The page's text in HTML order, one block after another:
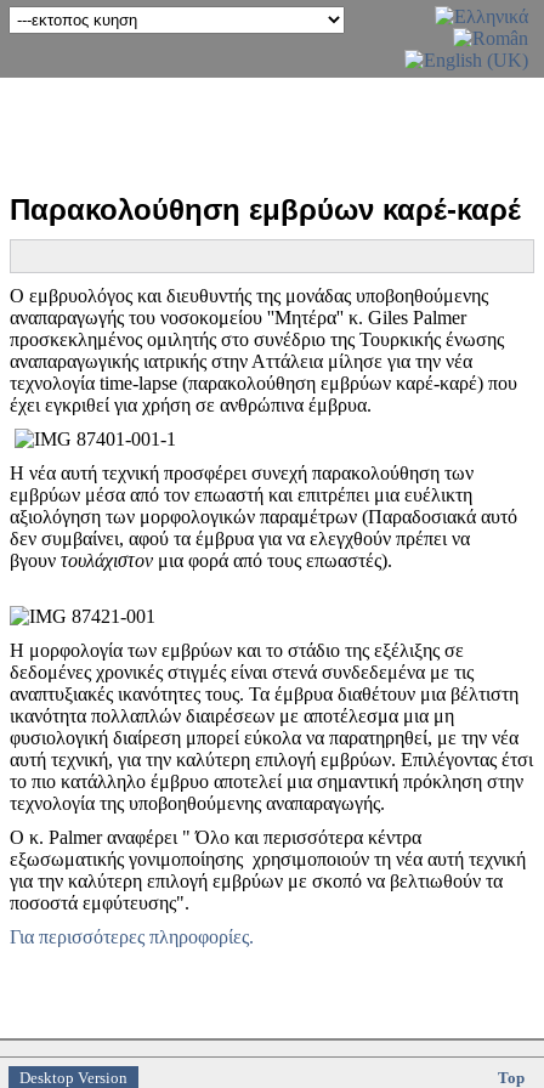
Παρακολούθηση εμβρύων καρέ-καρέ
Ο εμβρυολόγος και διευθυντής της μονάδας υποβοηθούμενης
αναπαραγωγής του νοσοκομείου ''Μητέρα'' κ. Giles Palmer
προσκεκλημένος ομιλητής στο συνέδριο της Τουρκικής ένωσης
αναπαραγωγικής ιατρικής στην Αττάλεια μίλησε για την νέα
τεχνολογία time-lapse (παρακολούθηση εμβρύων καρέ-καρέ) που
έχει εγκριθεί για χρήση σε ανθρώπινα έμβρυα.
Η νέα αυτή τεχνική προσφέρει συνεχή παρακολούθηση των
εμβρύων μέσα από τον επωαστή και επιτρέπει μια ευέλικτη
αξιολόγηση των μορφολογικών παραμέτρων (Παραδοσιακά αυτό
δεν συμβαίνει, αφού τα έμβρυα για να ελεγχθούν πρέπει να
βγουν τουλάχιστον μια φορά από τους επωαστές).
Η μορφολογία των εμβρύων και το στάδιο της εξέλιξης σε
δεδομένες χρονικές στιγμές είναι στενά συνδεδεμένα με τις
αναπτυξιακές ικανότητες τους. Τα έμβρυα διαθέτουν μια βέλτιστη
ικανότητα πολλαπλών διαιρέσεων με αποτέλεσμα μια μη
φυσιολογική διαίρεση μπορεί εύκολα να παρατηρηθεί, με την νέα
αυτή τεχνική, για την καλύτερη επιλογή εμβρύων. Επιλέγοντας έτσι
το πιο κατάλληλο έμβρυο αποτελεί μια σημαντική πρόκληση στην
τεχνολογία της υποβοηθούμενης αναπαραγωγής.
Ο κ. Palmer αναφέρει " Όλο και περισσότερα κέντρα
εξωσωματικής γονιμοποίησης χρησιμοποιούν τη νέα αυτή τεχνική
για την καλύτερη επιλογή εμβρύων με σκοπό να βελτιωθούν τα
ποσοστά εμφύτευσης".
Για περισσότερες πληροφορίες.
Desktop Version Top